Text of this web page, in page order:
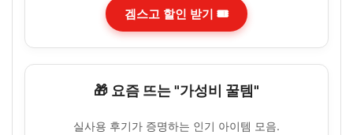
겜스고 할인 받기 🎟️
🎁 요즘 뜨는 "가성비 꿀템"
실사용 후기가 증명하는 인기 아이템 모음.